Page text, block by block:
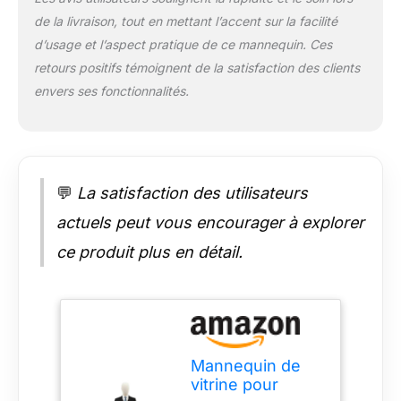
faciles à mettre et à
enlever et à ajuster la
posture pour obtenir
texture et l'esthétique
du produit, donnant
aux vêtements un
aspect plus élégant,
offrant un meilleur
effet d'affichage
Stabilité structurelle :
Le produit est
de la livraison, tout en mettant l’accent sur la facilité
d’usage et l’aspect pratique de ce mannequin. Ces
retours positifs témoignent de la satisfaction des clients
envers ses fonctionnalités.
💬 La satisfaction des utilisateurs
actuels peut vous encourager à explorer
ce produit plus en détail.
Mannequin de
vitrine pour